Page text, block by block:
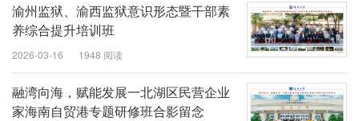
渝州监狱、渝西监狱意识形态暨干部素
养综合提升培训班
2026-03-16 1948 阅读
融湾向海，赋能发展一北湖区民营企业
家海南自贸港专题研修班合影留念